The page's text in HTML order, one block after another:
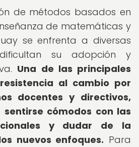
de métodos basados en
de matemáticas y
se enfrenta a diversas
su adopción y
Una de las principales
al cambio por
docentes y directivos,
sentirse cómodos con las
y dudar de la
nuevos enfoques. Para